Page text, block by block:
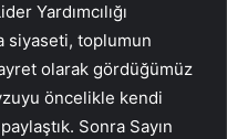
Yardımcılığı
siyaseti, toplumun
olarak gördüğümüz
öncelikle kendi
Sonra Sayın